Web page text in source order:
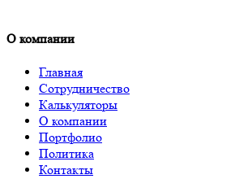
О компании
Главная
Сотрудничество
Калькуляторы
О компании
Портфолио
Политика
Контакты